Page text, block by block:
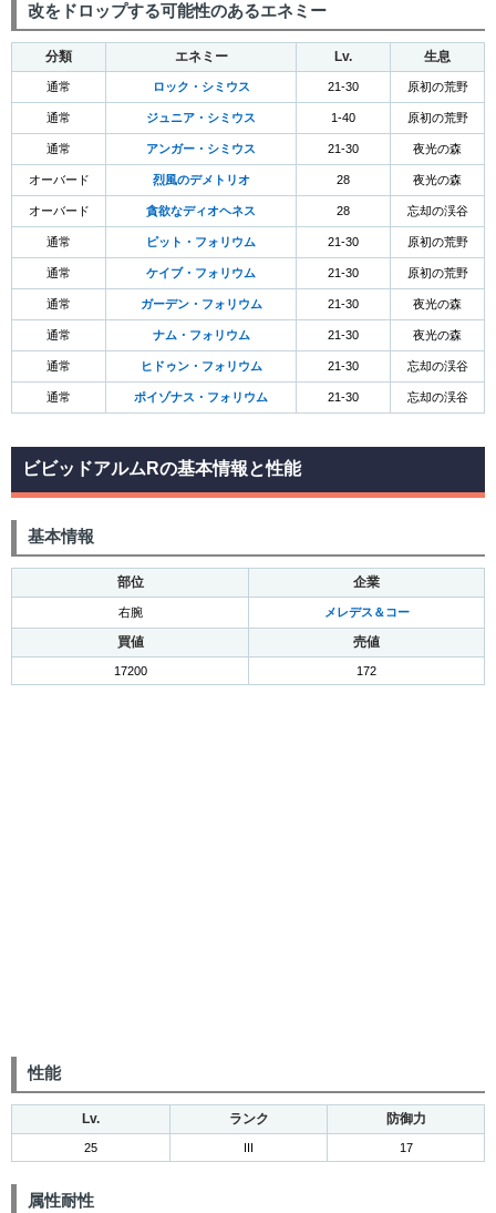
改をドロップする可能性のあるエネミー
分類 エネミー Lv. 生息
通常 ロック・シミウス 21-30 原初の荒野
通常 ジュニア・シミウス 1-40 原初の荒野
通常 アンガー・シミウス 21-30 夜光の森
オーバード 烈風のデメトリオ 28 夜光の森
オーバード 貪欲なディオヘネス 28 忘却の渓谷
通常 ピット・フォリウム 21-30 原初の荒野
通常 ケイブ・フォリウム 21-30 原初の荒野
通常 ガーデン・フォリウム 21-30 夜光の森
通常 ナム・フォリウム 21-30 夜光の森
通常 ヒドゥン・フォリウム 21-30 忘却の渓谷
通常 ポイゾナス・フォリウム 21-30 忘却の渓谷
ビビッドアルムRの基本情報と性能
基本情報
部位 企業
右腕 メレデス＆コー
買値 売値
17200 172
性能
Lv. ランク 防御力
25 17
属性耐性